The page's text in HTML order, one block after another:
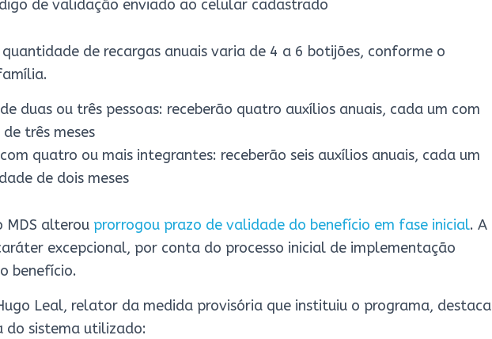
de validação enviado ao celular cadastrado
de recargas anuais varia de 4 a 6 botijões, conforme o
duas ou três pessoas: receberão quatro auxílios anuais, cada um com
três meses
quatro ou mais integrantes: receberão seis auxílios anuais, cada um
de dois meses
MDS alterou prorrogou prazo de validade do benefício em fase inicial. A
excepcional, por conta do processo inicial de implementação
benefício.
Leal, relator da medida provisória que instituiu o programa, destaca
do sistema utilizado: